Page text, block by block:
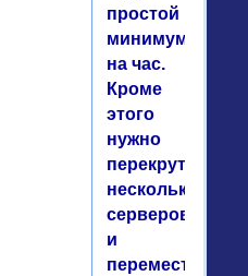
простой
минимум
на час.
Кроме
этого
нужно
перекрутить
несколько
серверов
и
переместить